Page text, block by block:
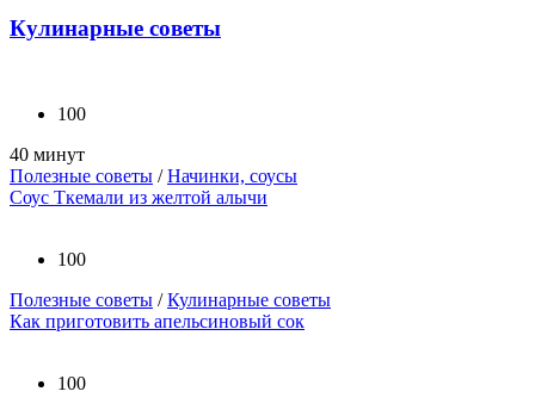
Кулинарные советы
100
40 минут
Полезные советы /Начинки, соусы
Соус Ткемали из желтой алычи
100
Полезные советы /Кулинарные советы
Как приготовить апельсиновый сок
100